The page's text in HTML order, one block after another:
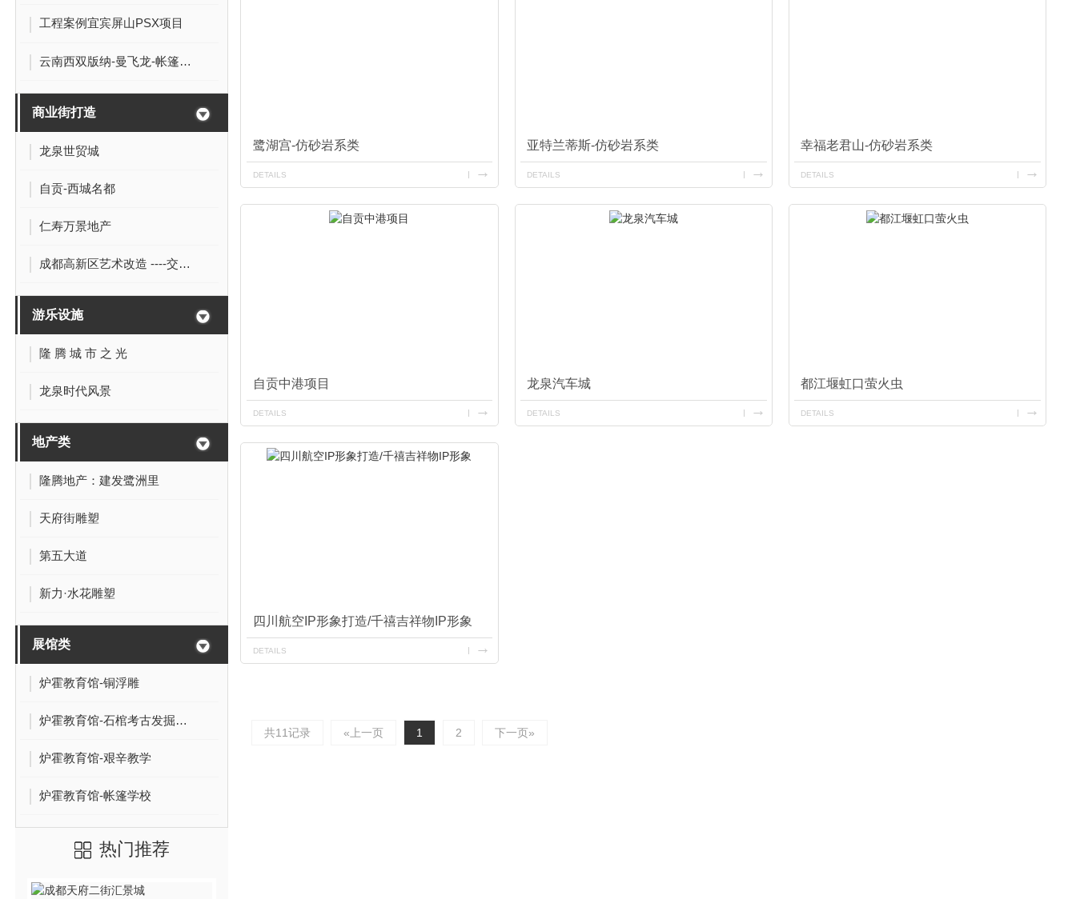
工程案例宜宾屏山PSX项目
云南西双版纳-曼飞龙-帐篷酒店
商业街打造
龙泉世贸城
自贡-西城名都
仁寿万景地产
成都高新区艺术改造 ----交子大道
游乐设施
隆 腾 城 市 之 光
龙泉时代风景
地产类
隆腾地产：建发鹭洲里
天府街雕塑
第五大道
新力·水花雕塑
展馆类
炉霍教育馆-铜浮雕
炉霍教育馆-石棺考古发掘现场
炉霍教育馆-艰辛教学
炉霍教育馆-帐篷学校
热门推荐
鹭湖宫-仿砂岩系类
DETAILS
亚特兰蒂斯-仿砂岩系类
DETAILS
幸福老君山-仿砂岩系类
DETAILS
自贡中港项目
DETAILS
龙泉汽车城
DETAILS
都江堰虹口萤火虫
DETAILS
四川航空IP形象打造/千禧吉祥物IP形象
DETAILS
共11记录 «上一页 1 2 下一页»